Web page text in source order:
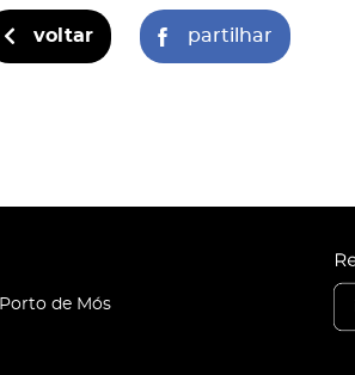
voltar partilhar
de Mós